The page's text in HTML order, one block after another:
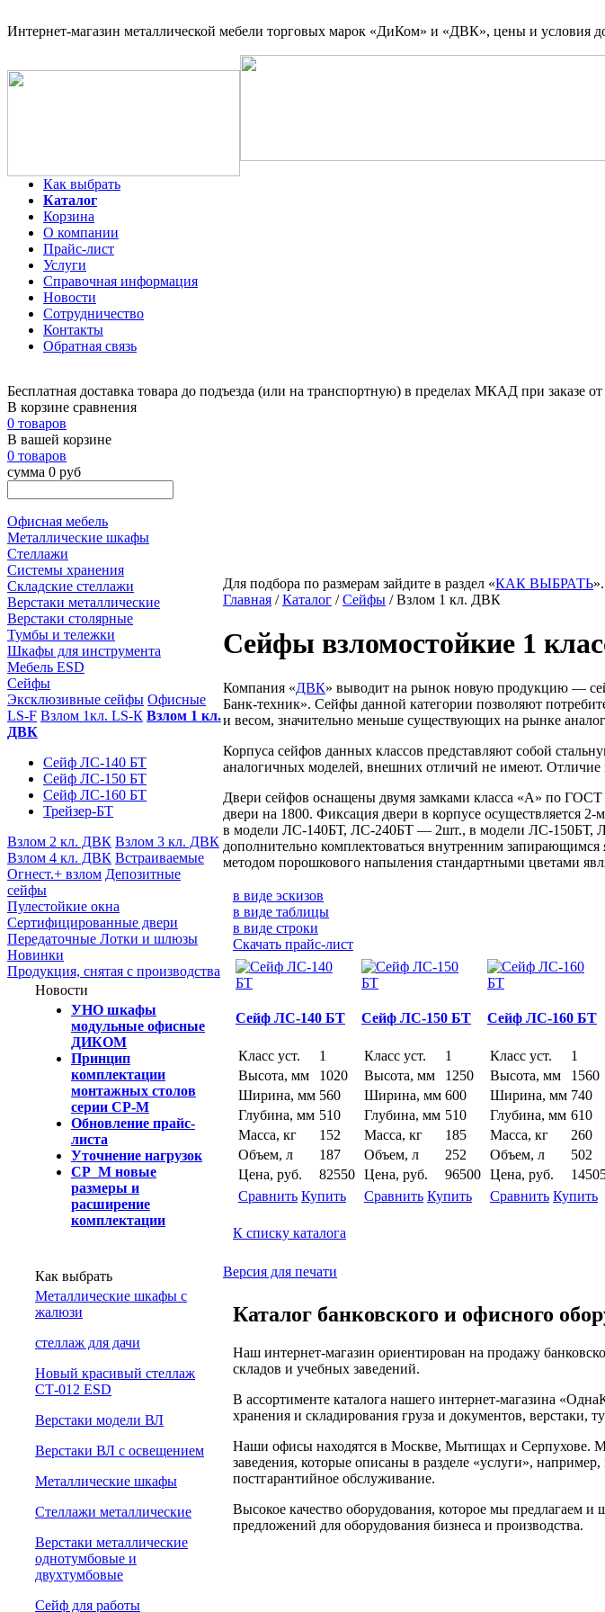
Интернет-магазин металлической мебели торговых марок «ДиКом» и «ДВК», цены и условия
Как выбрать
Каталог
Корзина
О компании
Прайс-лист
Услуги
Справочная информация
Новости
Сотрудничество
Контакты
Обратная связь
Бесплатная доставка товара до подъезда (или на транспортную) в пределах МКАД при заказе
В корзине сравнения
0 товаров
В вашей корзине
0 товаров
сумма 0 руб
Офисная мебель
Металлические шкафы
Стеллажи
Системы хранения
Складские стеллажи
Верстаки металлические
Верстаки столярные
Тумбы и тележки
Шкафы для инструмента
Мебель ESD
Сейфы
Эксклюзивные сейфы Офисные
LS-F Взлом 1кл. LS-К Взлом 1 кл.
ДВК
Сейф ЛС-140 БТ
Сейф ЛС-150 БТ
Сейф ЛС-160 БТ
Трейзер-БТ
Взлом 2 кл. ДВК Взлом 3 кл. ДВК
Взлом 4 кл. ДВК Встраиваемые
Огнест.+ взлом Депозитные
cейфы
Пулестойкие окна
Сертифицированные двери
Передаточные Лотки и шлюзы
Новинки
Продукция, снятая с производства
Новости
УНО шкафы
модульные офисные
ДИКОМ
Принцип
комплектации
монтажных столов
серии СР-М
Обновление прайс-
листа
Уточнение нагрузок
СР_М новые
размеры и
расширение
комплектации
Как выбрать
Металлические шкафы с
жалюзи
cтеллаж для дачи
Новый красивый стеллаж
СТ-012 ESD
Верстаки модели ВЛ
Верстаки ВЛ с освещением
Металлические шкафы
Стеллажи металлические
Верстаки металлические
однотумбовые и
двухтумбовые
Сейф для работы
Для подбора по размерам зайдите в раздел «КАК ВЫБРАТЬ».
Главная /Каталог /Сейфы / Взлом 1 кл. ДВК
Сейфы взломостойкие 1
Компания «ДВК» выводит на рынок новую продукцию —
Банк-техник». Сейфы данной категории позволяют
и весом, значительно меньше существующих на рынке
Корпуса сейфов данных классов представляют собой
аналогичных моделей, внешних отличий не имеют. Отличие
Двери сейфов оснащены двумя замками класса «А» по
двери на 1800. Фиксация двери в корпусе осуществляется 2-
в модели ЛС-140БТ, ЛС-240БТ — 2шт., в модели ЛС-150БТ,
дополнительно комплектоваться внутренним
методом порошкового напыления стандартными цветами
в виде эскизов
в виде таблицы
в виде строки
Скачать прайс-лист
Сейф ЛС-140 БТ
Класс уст.
1
Высота, мм
1020
Ширина, мм 560
Глубина, мм 510
Масса, кг
152
Объем, л
187
Цена, руб.
82550
Сравнить Купить
Сейф ЛС-150 БТ
Класс уст.
1
Высота, мм
1250
Ширина, мм 600
Глубина, мм 510
Масса, кг
185
Объем, л
252
Цена, руб.
96500
Сравнить Купить
Сейф ЛС-160 БТ
Класс уст.
1
Высота, мм
1560
Ширина, мм 740
Глубина, мм 610
Масса, кг
260
Объем, л
502
Цена, руб.
Сравнить Купить
К списку каталога
Версия для печати
Каталог банковского и офисного
Наш интернет-магазин ориентирован на продажу
складов и учебных заведений.
В ассортименте каталога нашего интернет-магазина
хранения и складирования груза и документов, верстаки,
Наши офисы находятся в Москве, Мытищах и Серпухове.
заведения, которые описаны в разделе «услуги»,
постгарантийное обслуживание.
Высокое качество оборудования, которое мы предлагаем
предложений для оборудования бизнеса и производства.